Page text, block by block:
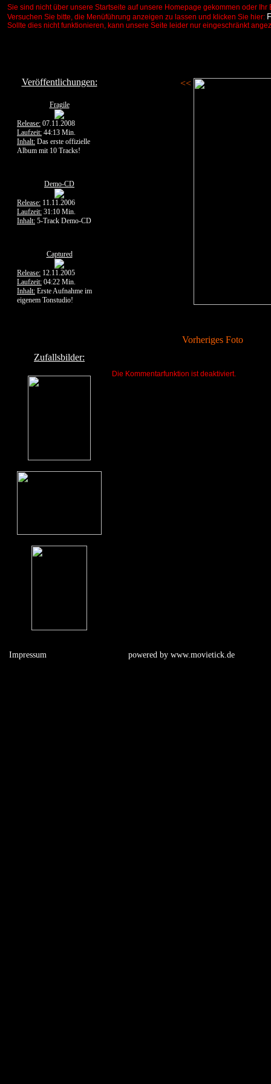
Sie sind nicht über unsere Startseite auf unsere Homepage gekommen oder
Versuchen Sie bitte, die Menüführung anzeigen zu lassen und klicken Sie hier:
Sollte dies nicht funktionieren, kann unsere Seite leider nur eingeschränkt
Veröffentlichungen:
Fragile
Release: 07.11.2008
Laufzeit: 44:13 Min.
Inhalt: Das erste offizielle
Album mit 10 Tracks!
Demo-CD
Release: 11.11.2006
Laufzeit: 31:10 Min.
Inhalt: 5-Track Demo-CD
Captured
Release: 12.11.2005
Laufzeit: 04:22 Min.
Inhalt: Erste Aufnahme im
eigenem Tonstudio!
Zufallsbilder:
<<
Vorheriges Foto
Die Kommentarfunktion ist deaktiviert.
Impressum powered by www.movietick.de